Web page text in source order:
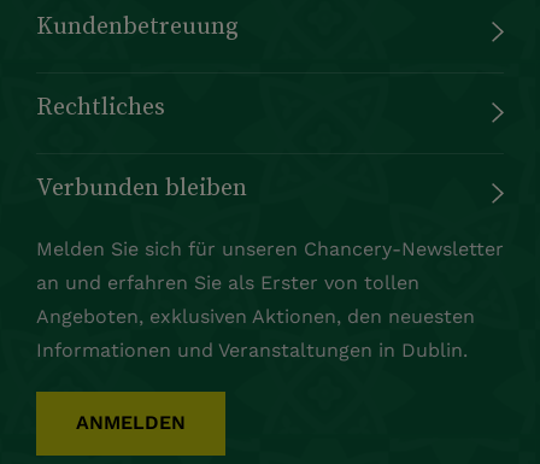
Kundenbetreuung
Rechtliches
Verbunden bleiben
Melden Sie sich für unseren Chancery-Newsletter
an und erfahren Sie als Erster von tollen
Angeboten, exklusiven Aktionen, den neuesten
Informationen und Veranstaltungen in Dublin.
ANMELDEN